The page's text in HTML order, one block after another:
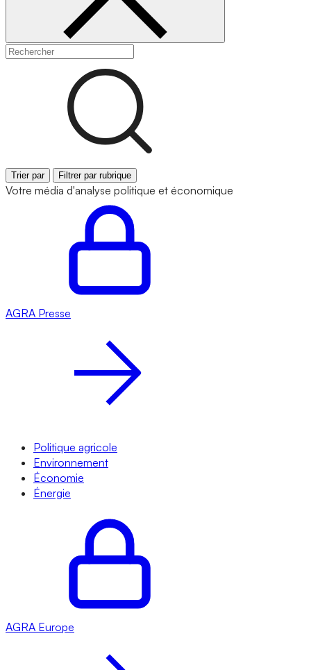
Trier par Filtrer par rubrique
Votre média d'analyse politique et économique
AGRA Presse
Politique agricole
Environnement
Économie
Énergie
AGRA Europe